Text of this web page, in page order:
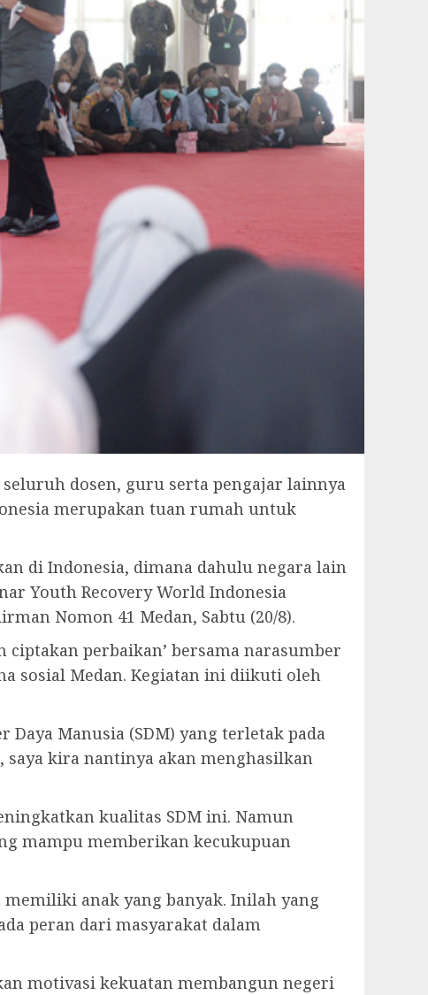
dosen, guru serta pengajar lainnya
merupakan tuan rumah untuk
di Indonesia, dimana dahulu negara lain
Youth Recovery World Indonesia
Nomon 41 Medan, Sabtu (20/8).
perbaikan’ bersama narasumber
sosial Medan. Kegiatan ini diikuti oleh
Manusia (SDM) yang terletak pada
saya kira nantinya akan menghasilkan
kualitas SDM ini. Namun
mampu memberikan kecukupuan
anak yang banyak. Inilah yang
peran dari masyarakat dalam
motivasi kekuatan membangun negeri